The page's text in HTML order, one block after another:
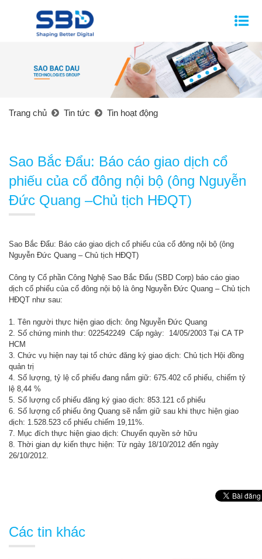
Trang chủ Tin tức Tin hoạt động
Sao Bắc Đẩu: Báo cáo giao dịch cổ
phiếu của cổ đông nội bộ (ông Nguyễn
Đức Quang –Chủ tịch HĐQT)
Sao Bắc Đẩu: Báo cáo giao dịch cổ phiếu của cổ đông nội bộ (ông
Nguyễn Đức Quang – Chủ tịch HĐQT)
Công ty Cổ phần Công Nghệ Sao Bắc Đẩu (SBD Corp) báo cáo giao
dịch cổ phiếu của cổ đông nội bộ là ông Nguyễn Đức Quang – Chủ tịch
HĐQT như sau:
1. Tên người thực hiện giao dịch: ông Nguyễn Đức Quang
2. Số chứng minh thư: 022542249 Cấp ngày: 14/05/2003 Tại CA TP
HCM
3. Chức vụ hiện nay tại tổ chức đăng ký giao dịch: Chủ tịch Hội đồng
quản trị
4. Số lượng, tỷ lệ cổ phiếu đang nắm giữ: 675.402 cổ phiếu, chiếm tỷ
lệ 8,44 %
5. Số lượng cổ phiếu đăng ký giao dịch: 853.121 cổ phiếu
6. Số lượng cổ phiếu ông Quang sẽ nắm giữ sau khi thực hiện giao
dịch: 1.528.523 cổ phiếu chiếm 19,11%.
7. Mục đích thực hiện giao dịch: Chuyển quyền sở hữu
8. Thời gian dự kiến thực hiện: Từ ngày 18/10/2012 đến ngày
26/10/2012.
Các tin khác